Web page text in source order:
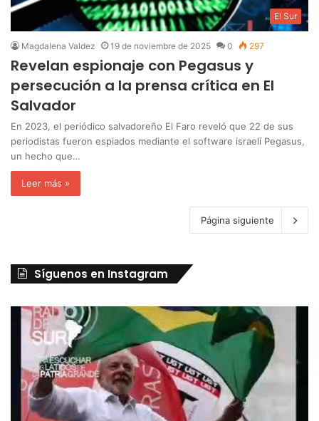
El Sur
Magdalena Valdez 19 de noviembre de 2025 0 297
Revelan espionaje con Pegasus y
persecución a la prensa crítica en El
Salvador
En 2023, el periódico salvadoreño El Faro reveló que 22 de sus
periodistas fueron espiados mediante el software israelí Pegasus,
un hecho que…
Leer más »
Página siguiente
Síguenos en Instagram